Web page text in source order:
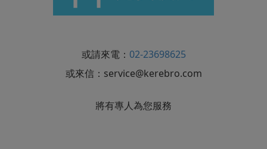
或請來電： 02-23698625
或來信： service@kerebro.com
將有專人為您服務